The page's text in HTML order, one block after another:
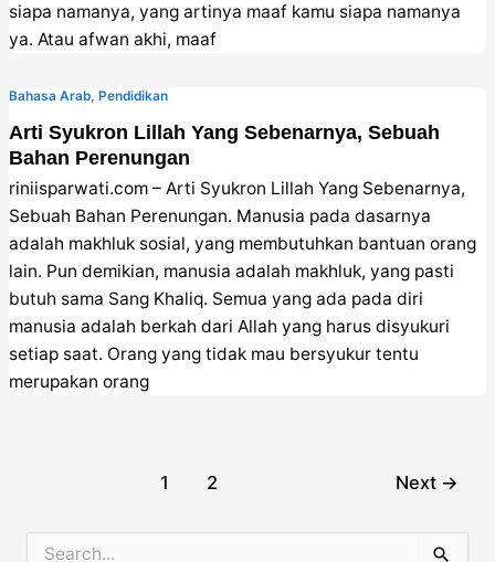
siapa namanya, yang artinya maaf kamu siapa namanya
ya. Atau afwan akhi, maaf
Bahasa Arab, Pendidikan
Arti Syukron Lillah Yang Sebenarnya, Sebuah
Bahan Perenungan
riniisparwati.com – Arti Syukron Lillah Yang Sebenarnya,
Sebuah Bahan Perenungan. Manusia pada dasarnya
adalah makhluk sosial, yang membutuhkan bantuan orang
lain. Pun demikian, manusia adalah makhluk, yang pasti
butuh sama Sang Khaliq. Semua yang ada pada diri
manusia adalah berkah dari Allah yang harus disyukuri
setiap saat. Orang yang tidak mau bersyukur tentu
merupakan orang
1 2 Next →